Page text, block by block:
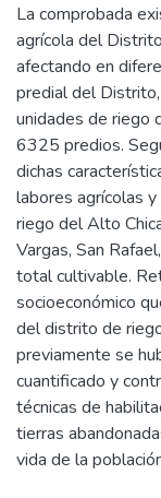
La comprobada
agrícola del
afectando en
predial del
unidades de riego
6325 predios.
dichas
labores agrícolas
riego del Alto
Vargas, San
total cultivable.
socioeconómico
del distrito de
previamente se
cuantificado y
técnicas de
tierras
vida de la